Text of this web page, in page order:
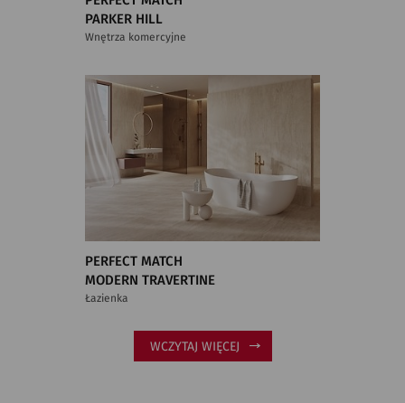
PARKER HILL
Wnętrza komercyjne
PERFECT MATCH
MODERN TRAVERTINE
Łazienka
WCZYTAJ WIĘCEJ